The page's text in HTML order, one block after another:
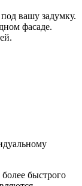
вашу задумку.
фасаде.
быстрого